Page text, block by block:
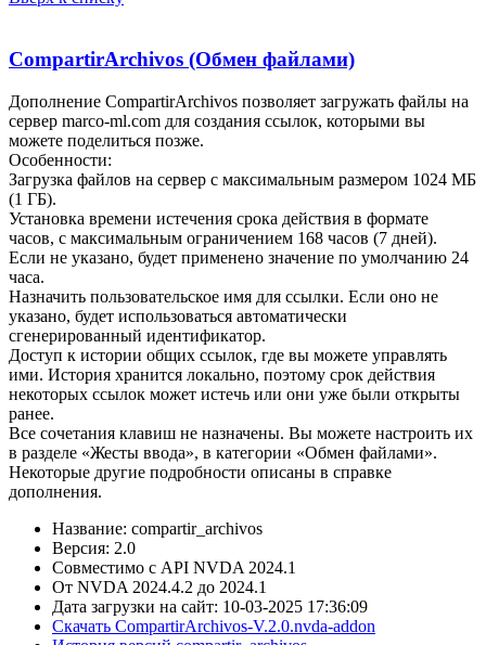
CompartirArchivos (Обмен файлами)
Дополнение CompartirArchivos позволяет загружать файлы на
сервер marco-ml.com для создания ссылок, которыми вы
можете поделиться позже.
Особенности:
Загрузка файлов на сервер с максимальным размером 1024 МБ
(1 ГБ).
Установка времени истечения срока действия в формате
часов, с максимальным ограничением 168 часов (7 дней).
Если не указано, будет применено значение по умолчанию 24
часа.
Назначить пользовательское имя для ссылки. Если оно не
указано, будет использоваться автоматически
сгенерированный идентификатор.
Доступ к истории общих ссылок, где вы можете управлять
ими. История хранится локально, поэтому срок действия
некоторых ссылок может истечь или они уже были открыты
ранее.
Все сочетания клавиш не назначены. Вы можете настроить их
в разделе «Жесты ввода», в категории «Обмен файлами».
Некоторые другие подробности описаны в справке
дополнения.
Название: compartir_archivos
Версия: 2.0
Совместимо с API NVDA 2024.1
От NVDA 2024.4.2 до 2024.1
Дата загрузки на сайт: 10-03-2025 17:36:09
Скачать CompartirArchivos-V.2.0.nvda-addon